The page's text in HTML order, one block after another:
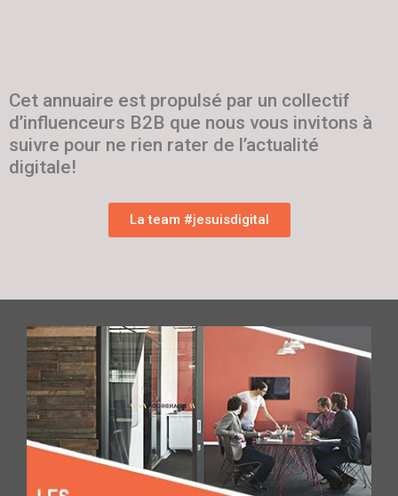
Cet annuaire est propulsé par un collectif
d’influenceurs B2B que nous vous invitons à
suivre pour ne rien rater de l’actualité
digitale!
La team #jesuisdigital